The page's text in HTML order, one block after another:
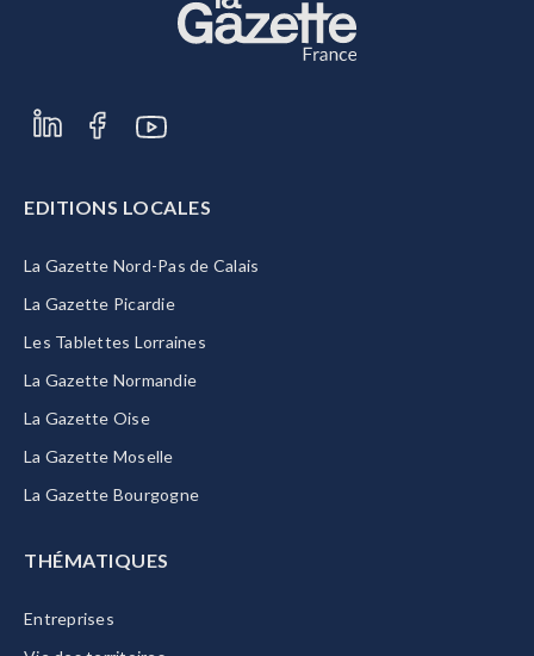
EDITIONS LOCALES
La Gazette Nord-Pas de Calais
La Gazette Picardie
Les Tablettes Lorraines
La Gazette Normandie
La Gazette Oise
La Gazette Moselle
La Gazette Bourgogne
THÉMATIQUES
Entreprises